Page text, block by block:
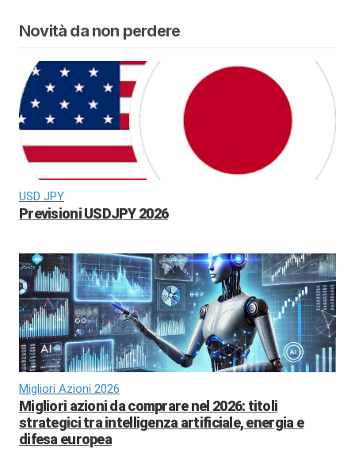
Novità da non perdere
USD JPY
Previsioni USDJPY 2026
Migliori Azioni 2026
Migliori azioni da comprare nel 2026: titoli
strategici tra intelligenza artificiale, energia e
difesa europea